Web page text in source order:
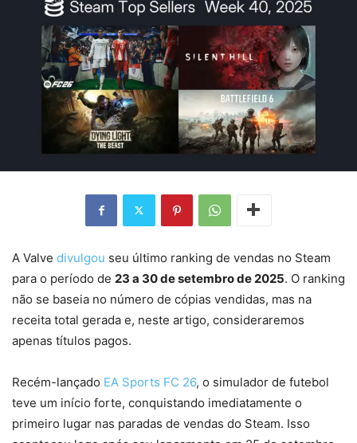
A Valve divulgou seu último ranking de vendas no Steam
para o período de 23 a 30 de setembro de 2025. O ranking
não se baseia no número de cópias vendidas, mas na
receita total gerada e, neste artigo, consideraremos
apenas títulos pagos.
Recém-lançado EA Sports FC 26, o simulador de futebol
teve um início forte, conquistando imediatamente o
primeiro lugar nas paradas de vendas do Steam. Isso